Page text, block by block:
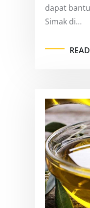
dapat
Simak di…